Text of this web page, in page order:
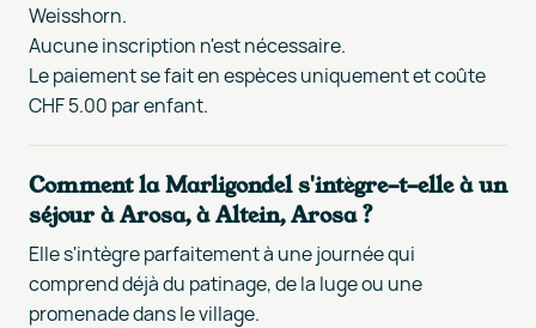
Weisshorn.
Aucune inscription n'est nécessaire.
Le paiement se fait en espèces uniquement et coûte
CHF 5.00 par enfant.
Comment la Marligondel s'intègre-t-elle à un
séjour à Arosa, à Altein, Arosa ?
Elle s'intègre parfaitement à une journée qui
comprend déjà du patinage, de la luge ou une
promenade dans le village.